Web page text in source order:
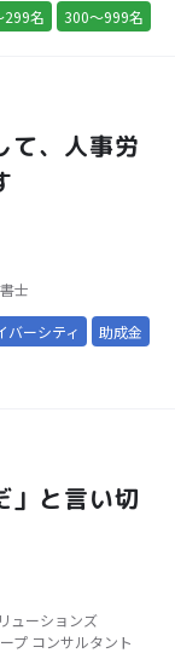
299名 300～999名
て、人事労
士
バーシティ
助成金
」と言い切
ューションズ
プ コンサルタント